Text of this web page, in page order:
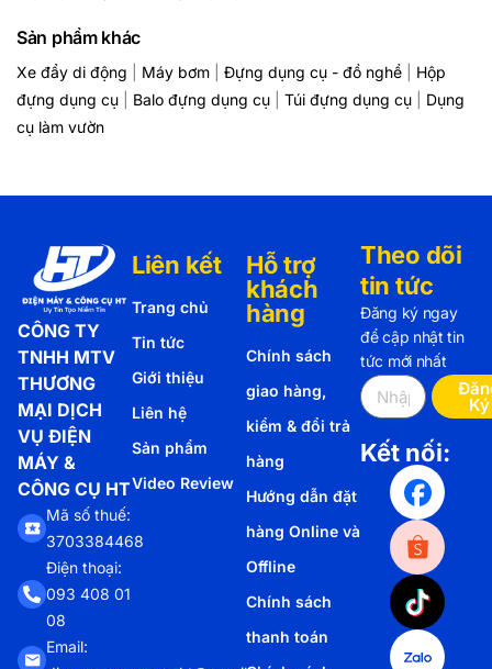
Sản phẩm khác
Xe đẩy di động Máy bơm Đựng dụng cụ - đồ nghề
Hộp
đựng dụng cụ
Balo đựng dụng cụ Túi đựng dụng cụ
Dụng
cụ làm vườn
CÔNG TY
TNHH MTV
THƯƠNG
MẠI DỊCH
VỤ ĐIỆN
MÁY &
CÔNG CỤ HT
Mã số thuế:
3703384468
Điện thoại:
093 408 01
08
Email:
Liên kết
Trang chủ
Tin tức
Giới thiệu
Liên hệ
Sản phẩm
Video Review
Hỗ trợ
khách
hàng
Chính sách
giao hàng,
kiểm & đổi trả
hàng
Hướng dẫn đặt
hàng Online và
Offline
Chính sách
thanh toán
Theo dõi
tin tức
Đăng ký ngay
để cập nhật tin
tức mới nhất
Ký
Kết nối: